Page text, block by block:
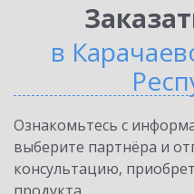
в
Ознакомьтесь с
выберите партнёра и
консультацию,